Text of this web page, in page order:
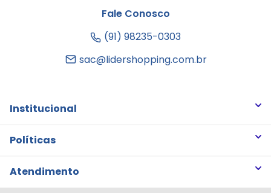
Fale Conosco
(91) 98235-0303
sac@lidershopping.com.br
Institucional
Quem somos
Notícias
Políticas
Trocas e Devoluções
Política de Privacidade
Atendimento